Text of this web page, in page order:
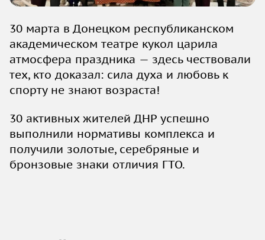
30 марта в Донецком республиканском
академическом театре кукол царила
атмосфера праздника — здесь чествовали
тех, кто доказал: сила духа и любовь к
спорту не знают возраста!
30 активных жителей ДНР успешно
выполнили нормативы комплекса и
получили золотые, серебряные и
бронзовые знаки отличия ГТО.